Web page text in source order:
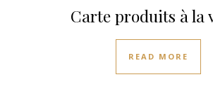
Carte produits à la
READ MORE